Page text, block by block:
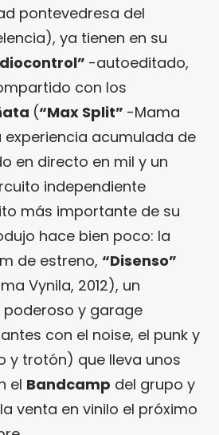
pontevedresa del
ya tienen en su
-autoeditado,
con los
(“Max Split” -Mama
experiencia acumulada de
en directo en mil y un
independiente
más importante de su
hace bien poco: la
de estreno, “Disenso”
Vynila, 2012), un
y garage
con el noise, el punk y
y trotón) que lleva unos
el Bandcamp del grupo y
venta en vinilo el próximo